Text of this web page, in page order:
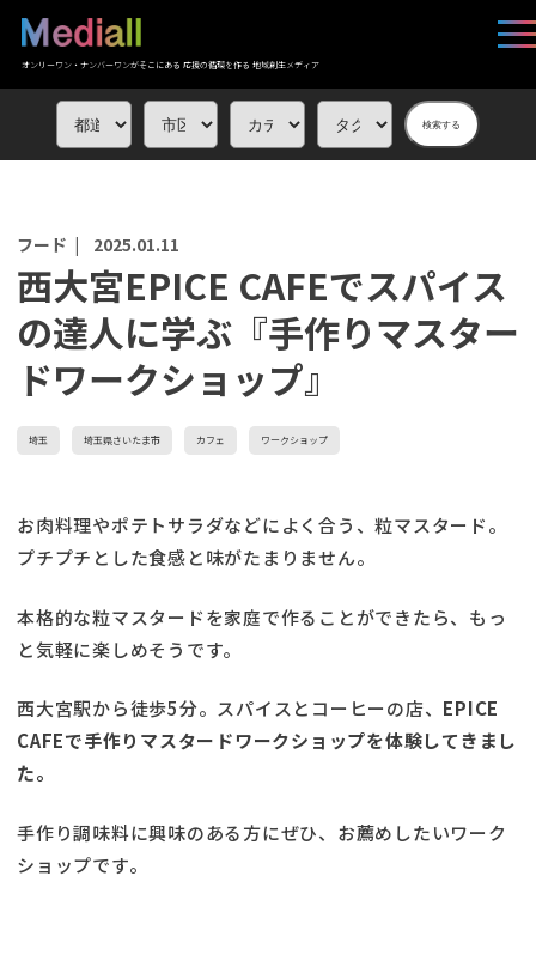
オンリーワン・ナンバーワンがそこにある 応援の循環を作る 地域創生メディア
検索する
フード | 2025.01.11
西大宮EPICE CAFEでスパイス
の達人に学ぶ『手作りマスター
ドワークショップ』
埼玉 埼玉県さいたま市 カフェ ワークショップ
お肉料理やポテトサラダなどによく合う、粒マスタード。
プチプチとした食感と味がたまりません。
本格的な粒マスタードを家庭で作ることができたら、もっ
と気軽に楽しめそうです。
西大宮駅から徒歩5分。スパイスとコーヒーの店、 EPICE
CAFEで手作りマスタードワークショップを体験してきまし
た。
手作り調味料に興味のある方にぜひ、お薦めしたいワーク
ショップです。